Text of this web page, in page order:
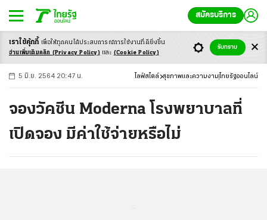
สมัครบริการ
-ก ก ก+
5 มิ.ย. 2564 20:47 น. ไลฟ์สไตล์ สุขภาพและความงาม ไทยรัฐออนไลน์
จองวัคซีน Moderna โรงพยาบาลที่
เปิดจอง มีค่าใช้จ่ายหรือไม่
เราใช้คุ้กกี้ เพื่อให้ทุกคนได้ประสบการณ์การใช้งานที่ดียิ่งขึ้น
อ่านเพิ่มเติมคลิก (Privacy Policy) และ (Cookie Policy)
รับทราบ